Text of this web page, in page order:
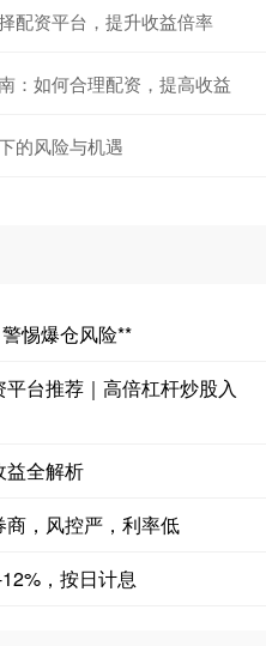
配资平台，提升收益倍率
：如何合理配资，提高收益
的风险与机遇
惕爆仓风险**
台推荐｜高倍杠杆炒股入
益全解析
，风控严，利率低
，按日计息